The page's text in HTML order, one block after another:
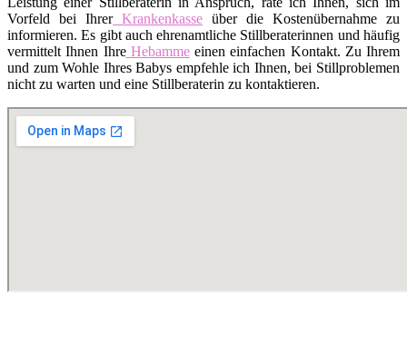
Vorfeld bei IhrerKrankenkasse über die Kostenübernahme zu
informieren. Es gibt auch ehrenamtliche Stillberaterinnen und häufig
vermittelt Ihnen IhreHebammeeinen einfachen Kontakt. Zu Ihrem
und zum Wohle Ihres Babys empfehle ich Ihnen, bei Stillproblemen
nicht zu warten und eine Stillberaterin zu kontaktieren.